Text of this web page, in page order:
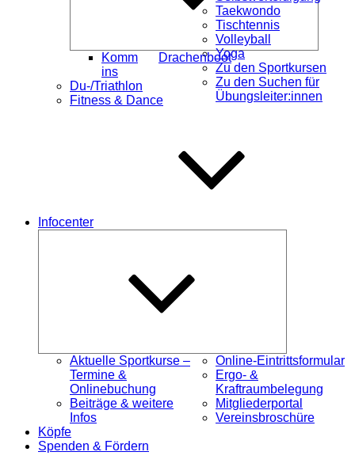
Komm
ins
Drachenboot
Du-/Triathlon
Fitness & Dance
Taekwondo
Tischtennis
Volleyball
Yoga
Zu den Sportkursen
Zu den Suchen für
Übungsleiter:innen
Infocenter
Aktuelle Sportkurse –
Termine &
Onlinebuchung
Beiträge & weitere
Infos
Online-Eintrittsformular
Ergo- &
Kraftraumbelegung
Mitgliederportal
Vereinsbroschüre
Köpfe
Spenden & Fördern